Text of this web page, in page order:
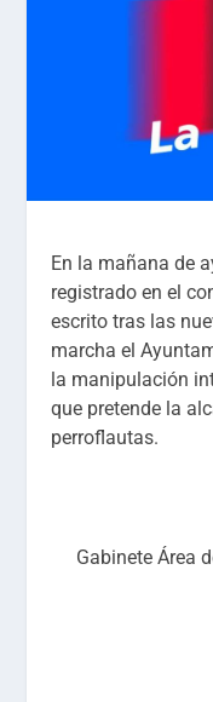
En la mañana de
registrado en el
escrito tras las
marcha el
la manipulación
que pretende la
perroflautas.
Gabinete Área